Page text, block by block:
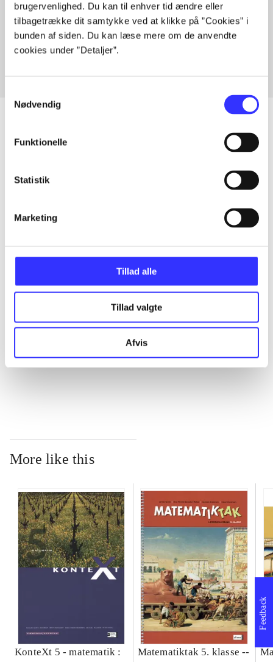
brugervenlighed. Du kan til enhver tid ændre eller
tilbagetrække dit samtykke ved at klikke på ”Cookies” i
bunden af siden. Du kan læse mere om de anvendte
cookies under ”Detaljer”.
Nødvendig
Funktionelle
Statistik
Marketing
Tillad alle
Tillad valgte
Afvis
Articles with same topics
In
All registered articles grouped by issue
...
...
...
More like this
KonteXt 5 - matematik :
Matematiktak 5. klasse --
Feedback